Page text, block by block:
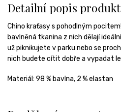
Detailní popis
Chino kraťasy s pohodlným
bavlněná tkanina z nich dělají
už piknikujete v parku nebo se
nich budete cítit dobře a vypadat
Materiál: 98 % bavlna, 2 % elastan